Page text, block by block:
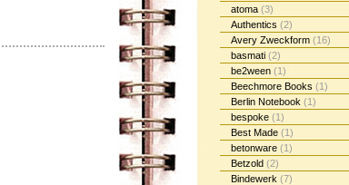
atoma (3)
Authentics (2)
Avery Zweckform (16)
basmati (2)
be2ween (1)
Beechmore Books (1)
Berlin Notebook (1)
bespoke (1)
Best Made (1)
betonware (1)
Betzold (2)
Bindewerk (7)